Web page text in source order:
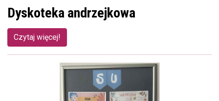
Dyskoteka andrzejkowa
Czytaj więcej!